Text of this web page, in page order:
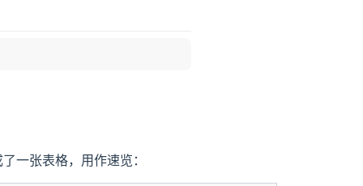
一张表格，用作速览：